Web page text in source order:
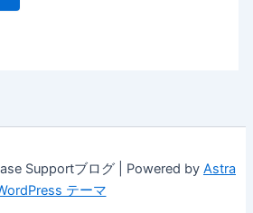
Supportブログ | Powered by Astra
テーマ